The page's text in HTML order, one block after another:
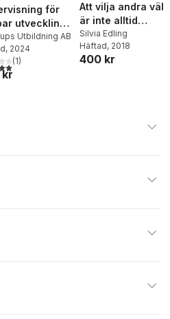
för
utveckling :
F–6
Utbildning AB
, 2024
5 stjärnor. Totalt antal röster:
(1)
Att vilja andra väl
är inte alltid
smärtfritt : att
motverka
kränkningar och
Silvia Edling
Häftad, 2018
400 kr